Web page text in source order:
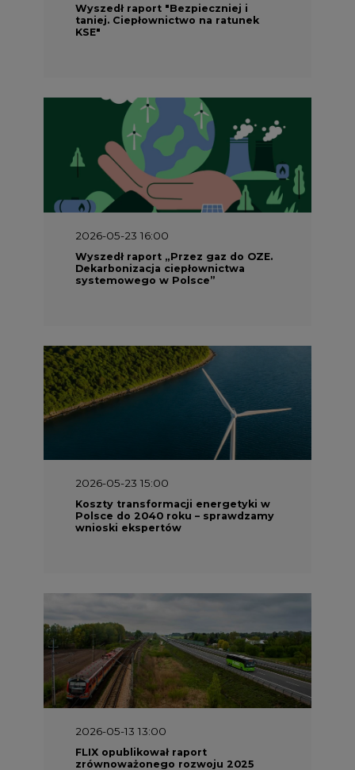
Wyszedł raport "Bezpieczniej i
taniej. Ciepłownictwo na ratunek
KSE"
2026-05-23 16:00
Wyszedł raport „Przez gaz do OZE.
Dekarbonizacja ciepłownictwa
systemowego w Polsce”
2026-05-23 15:00
Koszty transformacji energetyki w
Polsce do 2040 roku – sprawdzamy
wnioski ekspertów
2026-05-13 13:00
FLIX opublikował raport
zrównoważonego rozwoju 2025